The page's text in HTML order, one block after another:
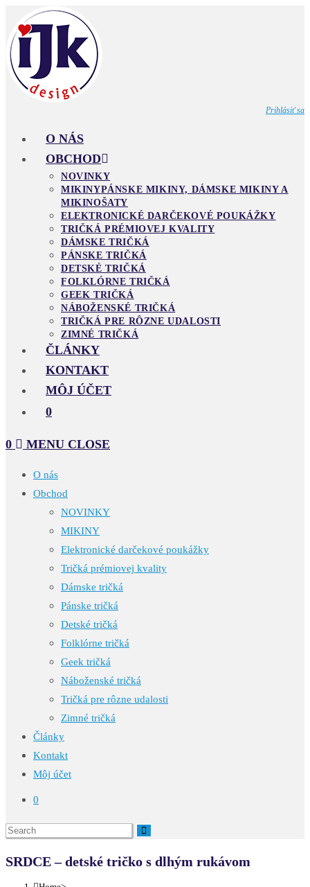
content
Prihlásiť sa
O NÁS
OBCHOD
NOVINKY
MIKINYPÁNSKE MIKINY, DÁMSKE MIKINY A
MIKINOŠATY
ELEKTRONICKÉ DARČEKOVÉ POUKÁŽKY
TRIČKÁ PRÉMIOVEJ KVALITY
DÁMSKE TRIČKÁ
PÁNSKE TRIČKÁ
DETSKÉ TRIČKÁ
FOLKLÓRNE TRIČKÁ
GEEK TRIČKÁ
NÁBOŽENSKÉ TRIČKÁ
TRIČKÁ PRE RÔZNE UDALOSTI
ZIMNÉ TRIČKÁ
ČLÁNKY
KONTAKT
MÔJ ÚČET
0
0 MENU CLOSE
O nás
Obchod
NOVINKY
MIKINY
Elektronické darčekové poukážky
Tričká prémiovej kvality
Dámske tričká
Pánske tričká
Detské tričká
Folklórne tričká
Geek tričká
Náboženské tričká
Tričká pre rôzne udalosti
Zimné tričká
Články
Kontakt
Môj účet
0
SRDCE – detské tričko s dlhým rukávom